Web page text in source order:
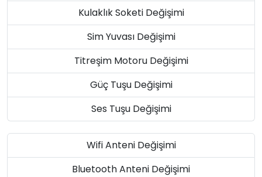
Kulaklık Soketi Değişimi
Sim Yuvası Değişimi
Titreşim Motoru Değişimi
Güç Tuşu Değişimi
Ses Tuşu Değişimi
Wifi Anteni Değişimi
Bluetooth Anteni Değişimi